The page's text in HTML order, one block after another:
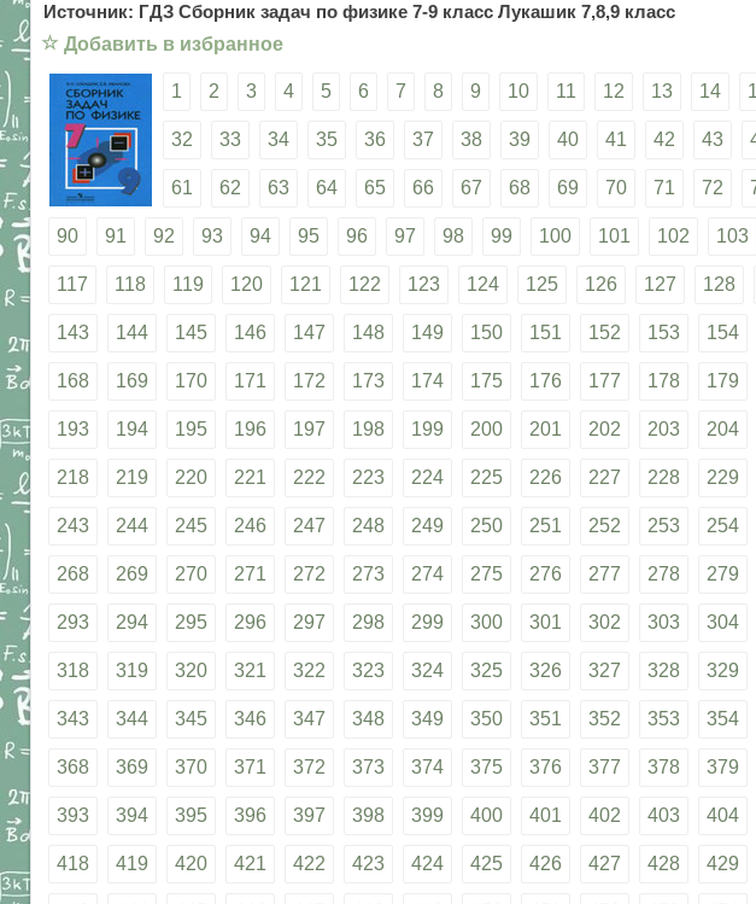
Источник: ГДЗ Сборник задач по физике 7-9 класс Лукашик 7,8,9 класс
☆ Добавить в избранное
1 2 3 4 5 6 7 8 9 10 11 12 13 14
32 33 34 35 36 37 38 39 40 41 42 43
61 62 63 64 65 66 67 68 69 70 71 72
90 91 92 93 94 95 96 97 98 99 100 101 102 103
117 118 119 120 121 122 123 124 125 126 127 128
143 144 145 146 147 148 149 150 151 152 153 154
168 169 170 171 172 173 174 175 176 177 178 179
193 194 195 196 197 198 199 200 201 202 203 204
218 219 220 221 222 223 224 225 226 227 228 229
243 244 245 246 247 248 249 250 251 252 253 254
268 269 270 271 272 273 274 275 276 277 278 279
293 294 295 296 297 298 299 300 301 302 303 304
318 319 320 321 322 323 324 325 326 327 328 329
343 344 345 346 347 348 349 350 351 352 353 354
368 369 370 371 372 373 374 375 376 377 378 379
393 394 395 396 397 398 399 400 401 402 403 404
418 419 420 421 422 423 424 425 426 427 428 429